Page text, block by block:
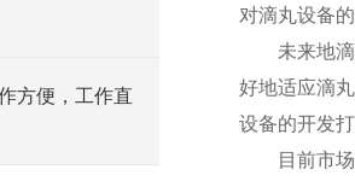
方便，工作直
对滴丸设备
未来地滴丸
好地适应滴
设备的开发
目前市场上